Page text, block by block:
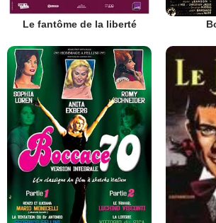
Le fantôme de la liberté